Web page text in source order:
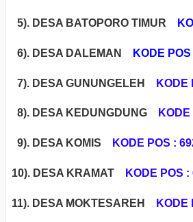
5). DESA BATOPORO TIMUR
6). DESA DALEMAN KODE POS
7). DESA GUNUNGELEH KODE
8). DESA KEDUNGDUNG
9). DESA KOMIS KODE POS :
10). DESA KRAMAT KODE POS :
11). DESA MOKTESAREH KODE